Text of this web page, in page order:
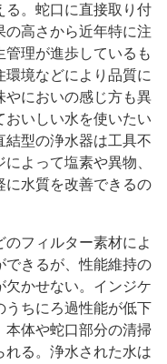
る。蛇口に直接取り付
の高さから近年特に注
管理が進歩しているも
境などにより品質に
やにおいの感じ方も異
おいしい水を使いたい
結型の浄水器は工具不
よって塩素や異物、
に水質を改善できるの
フィルター素材によ
できるが、性能維持の
欠かせない。インジケ
うちにろ過性能が低下
本体や蛇口部分の清掃
れる。浄水された水は